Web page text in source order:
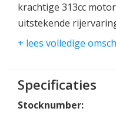
krachtige 313cc
uitstekende
beginners als ervaren
zithouding en is
technologie,
Of je nu door de
+ lees volledige
Specificaties
Stocknumber: